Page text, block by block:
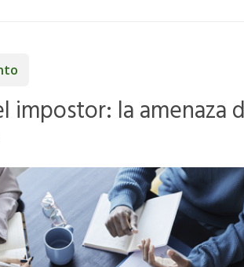
impostor: la amenaza